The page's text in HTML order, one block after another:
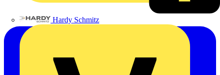
Hardy Schmitz